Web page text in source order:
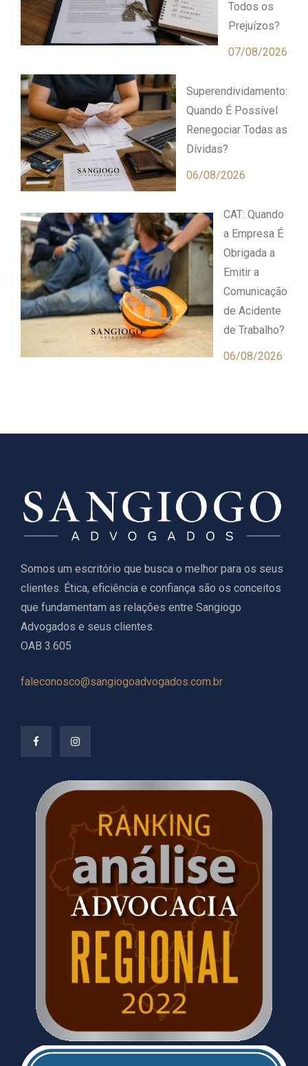
Todos os
Prejuízos?
07/08/2026
Superendividamento:
Quando É Possível
Renegociar Todas as
Dívidas?
06/08/2026
CAT: Quando
a Empresa É
Obrigada a
Emitir a
Comunicação
de Acidente
de Trabalho?
06/08/2026
Somos um escritório que busca o melhor para os seus
clientes. Ética, eficiência e confiança são os conceitos
que fundamentam as relações entre Sangiogo
Advogados e seus clientes.
OAB 3.605
faleconosco@sangiogoadvogados.com.br